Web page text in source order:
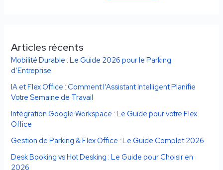
Articles récents
Mobilité Durable : Le Guide 2026 pour le Parking
d’Entreprise
IA et Flex Office : Comment l’Assistant Intelligent Planifie
Votre Semaine de Travail
Intégration Google Workspace : Le Guide pour votre Flex
Office
Gestion de Parking & Flex Office : Le Guide Complet 2026
Desk Booking vs Hot Desking : Le Guide pour Choisir en
2026